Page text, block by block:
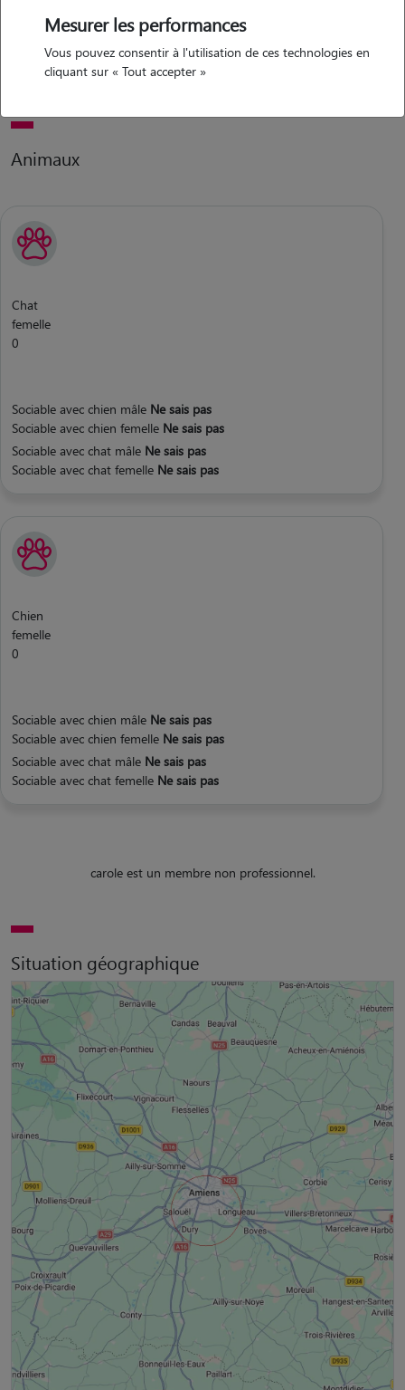
j'ai toujours eu des animaux depuis enfant ,chats ,chiens ,tortue
les promenades, les nourrir ,les laver ,prendre soin d'eux ,jouer avec
Animaux
Chat
femelle
0
Sociable avec chien mâle Ne sais pas
Sociable avec chien femelle Ne sais pas
Sociable avec chat mâle Ne sais pas
Sociable avec chat femelle Ne sais pas
Chien
femelle
0
Sociable avec chien mâle Ne sais pas
Sociable avec chien femelle Ne sais pas
Sociable avec chat mâle Ne sais pas
Sociable avec chat femelle Ne sais pas
carole est un membre non professionnel.
Situation géographique
Mesurer les performances
Vous pouvez consentir à l'utilisation de ces technologies en
cliquant sur « Tout accepter »